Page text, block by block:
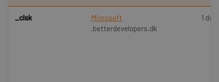
_clsk
Microsoft
.betterdevelopers.dk
1 dag